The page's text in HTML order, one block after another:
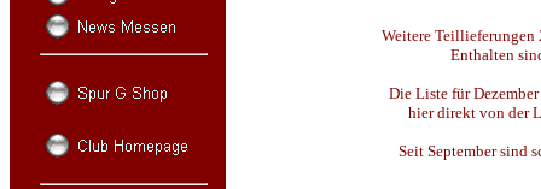
Weitere
Enthalten
Die Liste für
hier direkt von der
Seit September sind